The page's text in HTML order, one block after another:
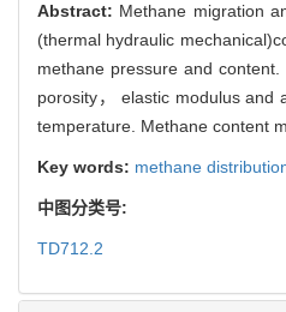
Abstract: Methane migration
(thermal hydraulic
methane pressure and
porosity， elastic modulus and
temperature. Methane content
Key words: methane
中图分类号:
TD712.2